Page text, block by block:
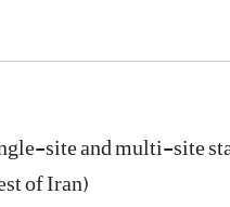
site and multi-site
of Iran)